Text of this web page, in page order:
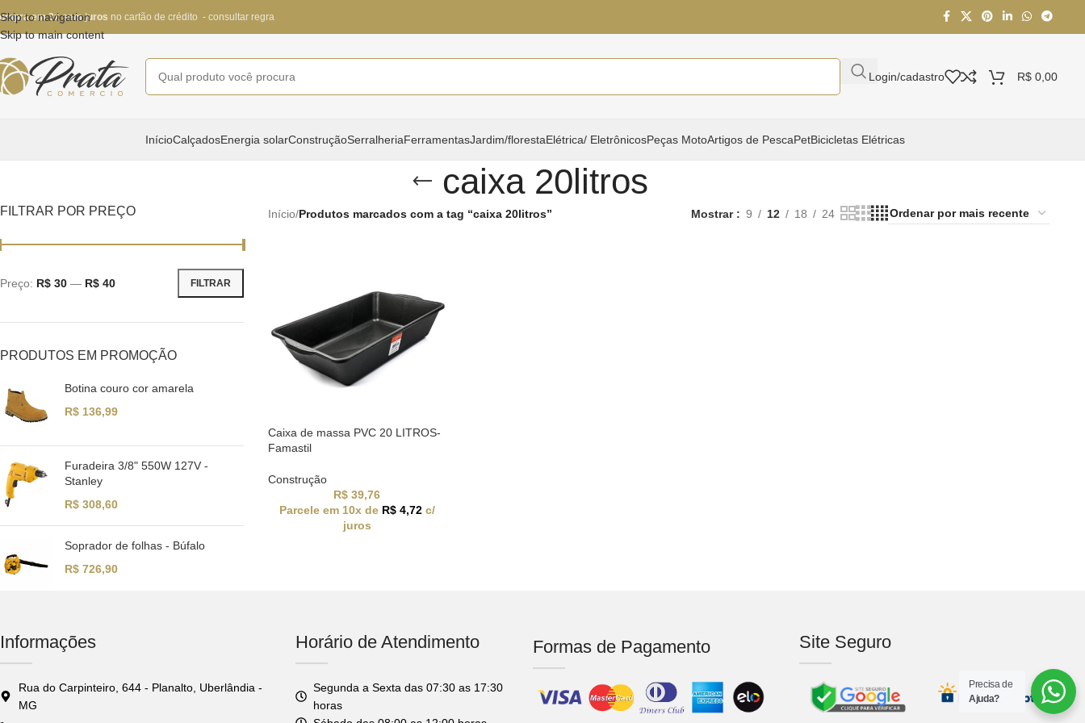
Skip to navigation
Skip to main content
em 3x sem juros no cartão de crédito - consultar regra
Login/cadastro R$ 0,00
InícioCalçadosEnergia solarConstruçãoSerralheriaFerramentasJardim/florestaElétrica/ EletrônicosPeças MotoArtigos de PescaPetBicicletas Elétricas
caixa 20litros
FILTRAR POR PREÇO
FILTRAR
Preço: R$ 30 — R$ 40
PRODUTOS EM PROMOÇÃO
Botina couro cor amarela
R$ 136,99
Furadeira 3/8" 550W 127V -
Stanley
R$ 308,60
Soprador de folhas - Búfalo
R$ 726,90
Início/Produtos marcados com a tag “caixa 20litros” Mostrar 9 12 18 24
Caixa de massa PVC 20 LITROS-
Famastil
Construção
R$ 39,76
Parcele em 10x de R$4,72 c/
juros
Informações
Rua do Carpinteiro, 644 - Planalto, Uberlândia -
MG
Horário de Atendimento
Segunda a Sexta das 07:30 as 17:30
horas
Formas de Pagamento Site Seguro
Precisa de
Ajuda?